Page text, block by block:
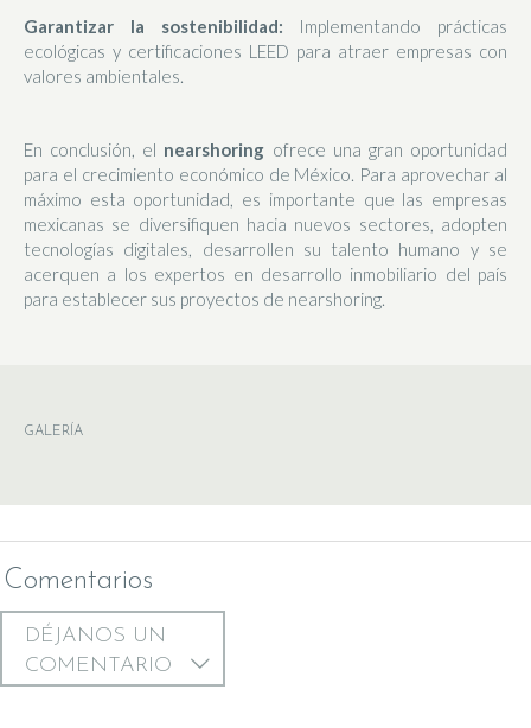
Garantizar la sostenibilidad: Implementando prácticas
ecológicas y certificaciones LEED para atraer empresas con
valores ambientales.
En conclusión, el nearshoring ofrece una gran oportunidad
para el crecimiento económico de México. Para aprovechar al
máximo esta oportunidad, es importante que las empresas
mexicanas se diversifiquen hacia nuevos sectores, adopten
tecnologías digitales, desarrollen su talento humano y se
acerquen a los expertos en desarrollo inmobiliario del país
para establecer sus proyectos de nearshoring.
GALERÍA
Comentarios
DÉJANOS UN
COMENTARIO